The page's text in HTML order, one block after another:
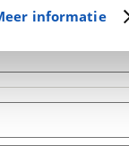
(fingerprinting)
Met cookies en
informatie